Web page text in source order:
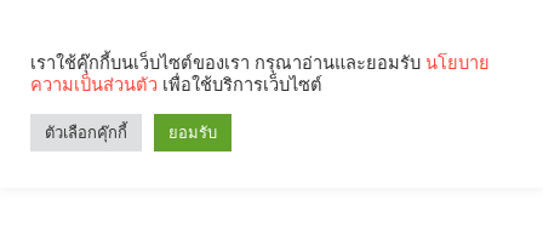
เราใช้คุ๊กกี้บนเว็บไซต์ของเรา กรุณาอ่านและยอมรับ นโยบาย
ความเป็นส่วนตัว เพื่อใช้บริการเว็บไซต์
ตัวเลือกคุ๊กกี้ ยอมรับ